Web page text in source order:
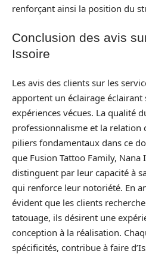
renforçant ainsi la position du
Conclusion des avis
Issoire
Les avis des clients sur les
apportent un éclairage éclairant
expériences vécues. La qualité
professionnalisme et la relation
piliers fondamentaux dans ce
que Fusion Tattoo Family, Nana
distinguent par leur capacité à
qui renforce leur notoriété. En
évident que les clients
tatouage, ils désirent une
conception à la réalisation.
spécificités, contribue à faire